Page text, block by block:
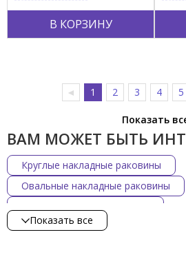
В КОРЗИНУ
◄ 1 2 3 4 5
Показать
ВАМ МОЖЕТ БЫТЬ
Круглые накладные раковины
Овальные накладные раковины
Накладные раковины Cielo
Показать все